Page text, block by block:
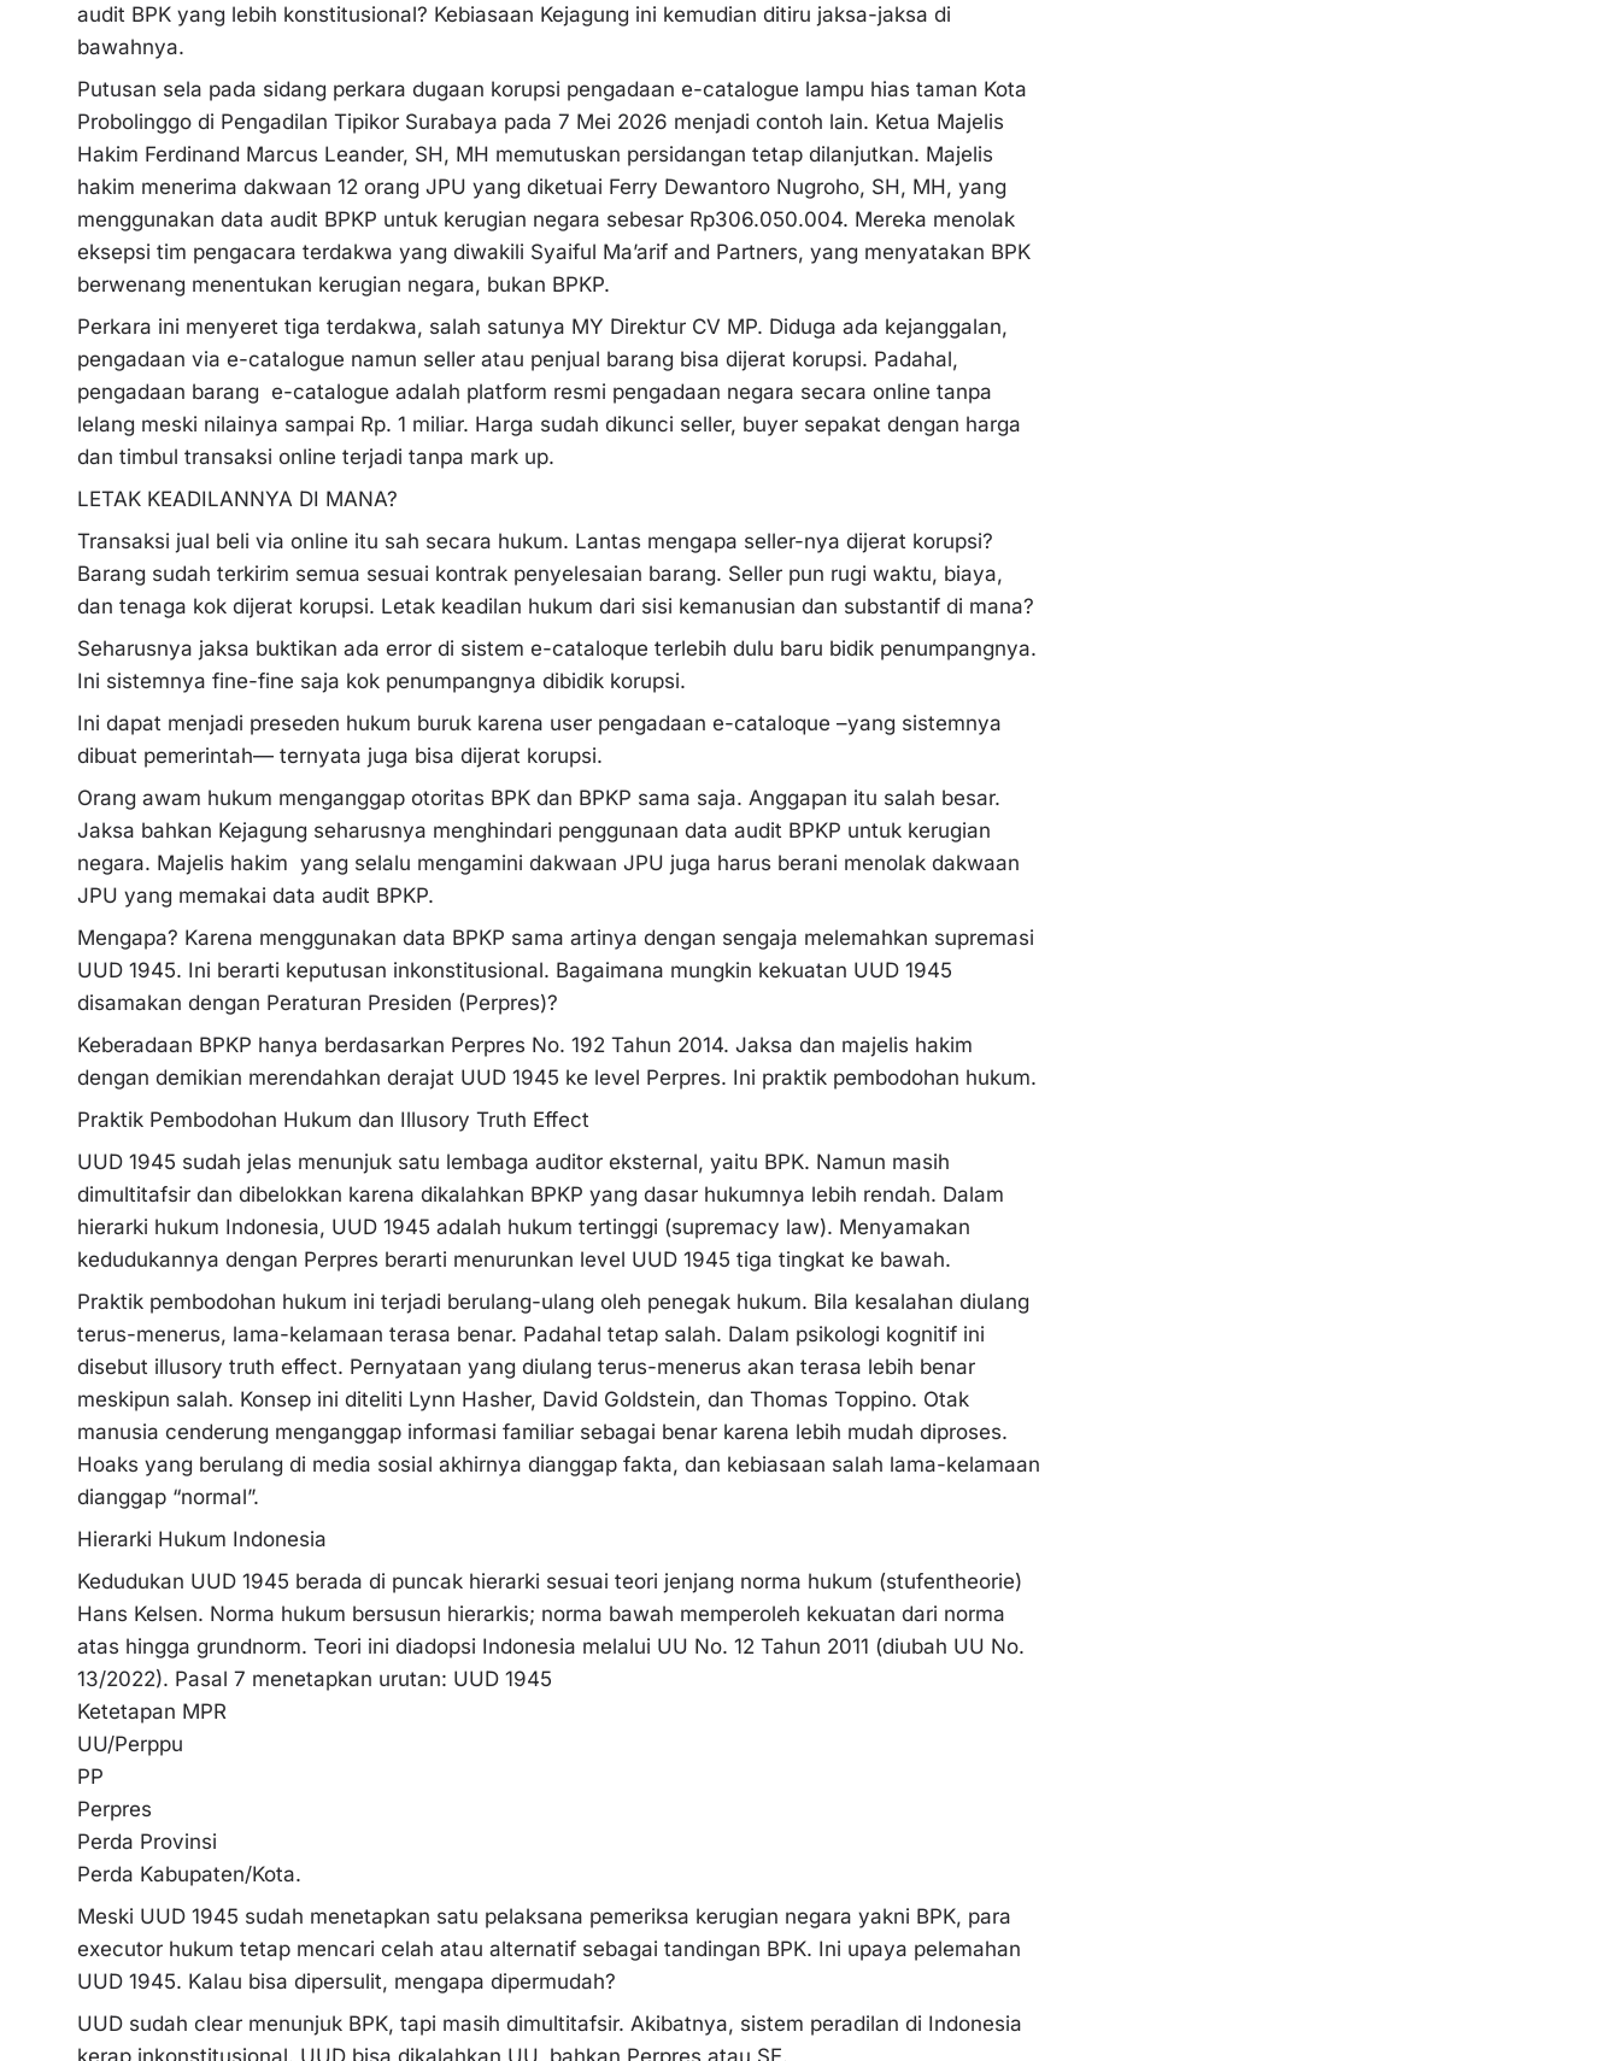
audit BPK yang lebih konstitusional? Kebiasaan Kejagung ini kemudian ditiru jaksa-jaksa di
bawahnya.
Putusan sela pada sidang perkara dugaan korupsi pengadaan e-catalogue lampu hias taman Kota
Probolinggo di Pengadilan Tipikor Surabaya pada 7 Mei 2026 menjadi contoh lain. Ketua Majelis
Hakim Ferdinand Marcus Leander, SH, MH memutuskan persidangan tetap dilanjutkan. Majelis
hakim menerima dakwaan 12 orang JPU yang diketuai Ferry Dewantoro Nugroho, SH, MH, yang
menggunakan data audit BPKP untuk kerugian negara sebesar Rp306.050.004. Mereka menolak
eksepsi tim pengacara terdakwa yang diwakili Syaiful Ma’arif and Partners, yang menyatakan BPK
berwenang menentukan kerugian negara, bukan BPKP.
Perkara ini menyeret tiga terdakwa, salah satunya MY Direktur CV MP. Diduga ada kejanggalan,
pengadaan via e-catalogue namun seller atau penjual barang bisa dijerat korupsi. Padahal,
pengadaan barang e-catalogue adalah platform resmi pengadaan negara secara online tanpa
lelang meski nilainya sampai Rp. 1 miliar. Harga sudah dikunci seller, buyer sepakat dengan harga
dan timbul transaksi online terjadi tanpa mark up.
LETAK KEADILANNYA DI MANA?
Transaksi jual beli via online itu sah secara hukum. Lantas mengapa seller-nya dijerat korupsi?
Barang sudah terkirim semua sesuai kontrak penyelesaian barang. Seller pun rugi waktu, biaya,
dan tenaga kok dijerat korupsi. Letak keadilan hukum dari sisi kemanusian dan substantif di mana?
Seharusnya jaksa buktikan ada error di sistem e-cataloque terlebih dulu baru bidik penumpangnya.
Ini sistemnya fine-fine saja kok penumpangnya dibidik korupsi.
Ini dapat menjadi preseden hukum buruk karena user pengadaan e-cataloque –yang sistemnya
dibuat pemerintah— ternyata juga bisa dijerat korupsi.
Orang awam hukum menganggap otoritas BPK dan BPKP sama saja. Anggapan itu salah besar.
Jaksa bahkan Kejagung seharusnya menghindari penggunaan data audit BPKP untuk kerugian
negara. Majelis hakim yang selalu mengamini dakwaan JPU juga harus berani menolak dakwaan
JPU yang memakai data audit BPKP.
Mengapa? Karena menggunakan data BPKP sama artinya dengan sengaja melemahkan supremasi
UUD 1945. Ini berarti keputusan inkonstitusional. Bagaimana mungkin kekuatan UUD 1945
disamakan dengan Peraturan Presiden (Perpres)?
Keberadaan BPKP hanya berdasarkan Perpres No. 192 Tahun 2014. Jaksa dan majelis hakim
dengan demikian merendahkan derajat UUD 1945 ke level Perpres. Ini praktik pembodohan hukum.
Praktik Pembodohan Hukum dan Illusory Truth Effect
UUD 1945 sudah jelas menunjuk satu lembaga auditor eksternal, yaitu BPK. Namun masih
dimultitafsir dan dibelokkan karena dikalahkan BPKP yang dasar hukumnya lebih rendah. Dalam
hierarki hukum Indonesia, UUD 1945 adalah hukum tertinggi (supremacy law). Menyamakan
kedudukannya dengan Perpres berarti menurunkan level UUD 1945 tiga tingkat ke bawah.
Praktik pembodohan hukum ini terjadi berulang-ulang oleh penegak hukum. Bila kesalahan diulang
terus-menerus, lama-kelamaan terasa benar. Padahal tetap salah. Dalam psikologi kognitif ini
disebut illusory truth effect. Pernyataan yang diulang terus-menerus akan terasa lebih benar
meskipun salah. Konsep ini diteliti Lynn Hasher, David Goldstein, dan Thomas Toppino. Otak
manusia cenderung menganggap informasi familiar sebagai benar karena lebih mudah diproses.
Hoaks yang berulang di media sosial akhirnya dianggap fakta, dan kebiasaan salah lama-kelamaan
dianggap “normal”.
Hierarki Hukum Indonesia
Kedudukan UUD 1945 berada di puncak hierarki sesuai teori jenjang norma hukum (stufentheorie)
Hans Kelsen. Norma hukum bersusun hierarkis; norma bawah memperoleh kekuatan dari norma
atas hingga grundnorm. Teori ini diadopsi Indonesia melalui UU No. 12 Tahun 2011 (diubah UU No.
13/2022). Pasal 7 menetapkan urutan: UUD 1945
Ketetapan MPR
UU/Perppu
PP
Perpres
Perda Provinsi
Perda Kabupaten/Kota.
Meski UUD 1945 sudah menetapkan satu pelaksana pemeriksa kerugian negara yakni BPK, para
executor hukum tetap mencari celah atau alternatif sebagai tandingan BPK. Ini upaya pelemahan
UUD 1945. Kalau bisa dipersulit, mengapa dipermudah?
UUD sudah clear menunjuk BPK, tapi masih dimultitafsir. Akibatnya, sistem peradilan di Indonesia
kerap inkonstitusional. UUD bisa dikalahkan UU, bahkan Perpres atau SE.